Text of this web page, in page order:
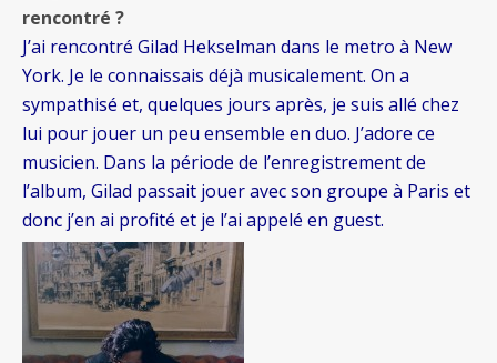
rencontré ?
J’ai rencontré Gilad Hekselman dans le metro à New
York. Je le connaissais déjà musicalement. On a
sympathisé et, quelques jours après, je suis allé chez
lui pour jouer un peu ensemble en duo. J’adore ce
musicien. Dans la période de l’enregistrement de
l’album, Gilad passait jouer avec son groupe à Paris et
donc j’en ai profité et je l’ai appelé en guest.